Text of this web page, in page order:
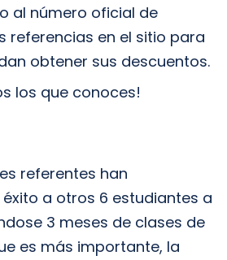
al número oficial de
referencias en el sitio para
obtener sus descuentos.
los que conoces!
referentes han
a otros 6 estudiantes a
3 meses de clases de
es más importante, la